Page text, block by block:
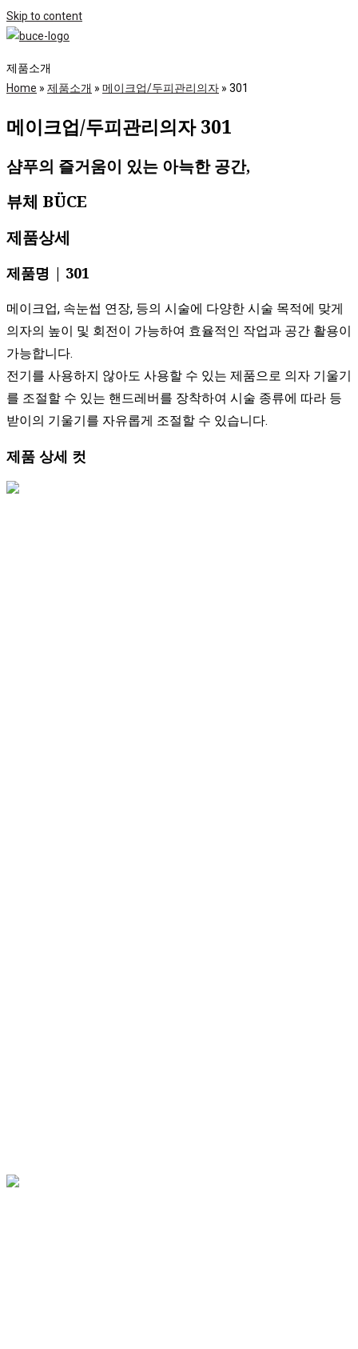
Skip to content
제품소개
Home » 제품소개 » 메이크업/두피관리의자 » 301
메이크업/두피관리의자 301
샴푸의 즐거움이 있는 아늑한 공간,
뷰체 BÜCE​
제품상세
제품명 | 301
메이크업, 속눈썹 연장, 등의 시술에 다양한 시술 목적에 맞게
의자의 높이 및 회전이 가능하여 효율적인 작업과 공간 활용이
가능합니다.
전기를 사용하지 않아도 사용할 수 있는 제품으로 의자 기울기
를 조절할 수 있는 핸드레버를 장착하여 시술 종류에 따라 등
받이의 기울기를 자유롭게 조절할 수 있습니다.
제품 상세 컷